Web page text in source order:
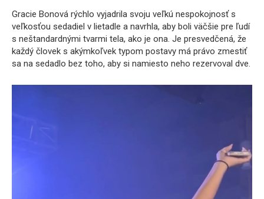
Gracie Bonová rýchlo vyjadrila svoju veľkú nespokojnosť s
veľkosťou sedadiel v lietadle a navrhla, aby boli väčšie pre ľudí
s neštandardnými tvarmi tela, ako je ona. Je presvedčená, že
každý človek s akýmkoľvek typom postavy má právo zmestiť
sa na sedadlo bez toho, aby si namiesto neho rezervoval dve.